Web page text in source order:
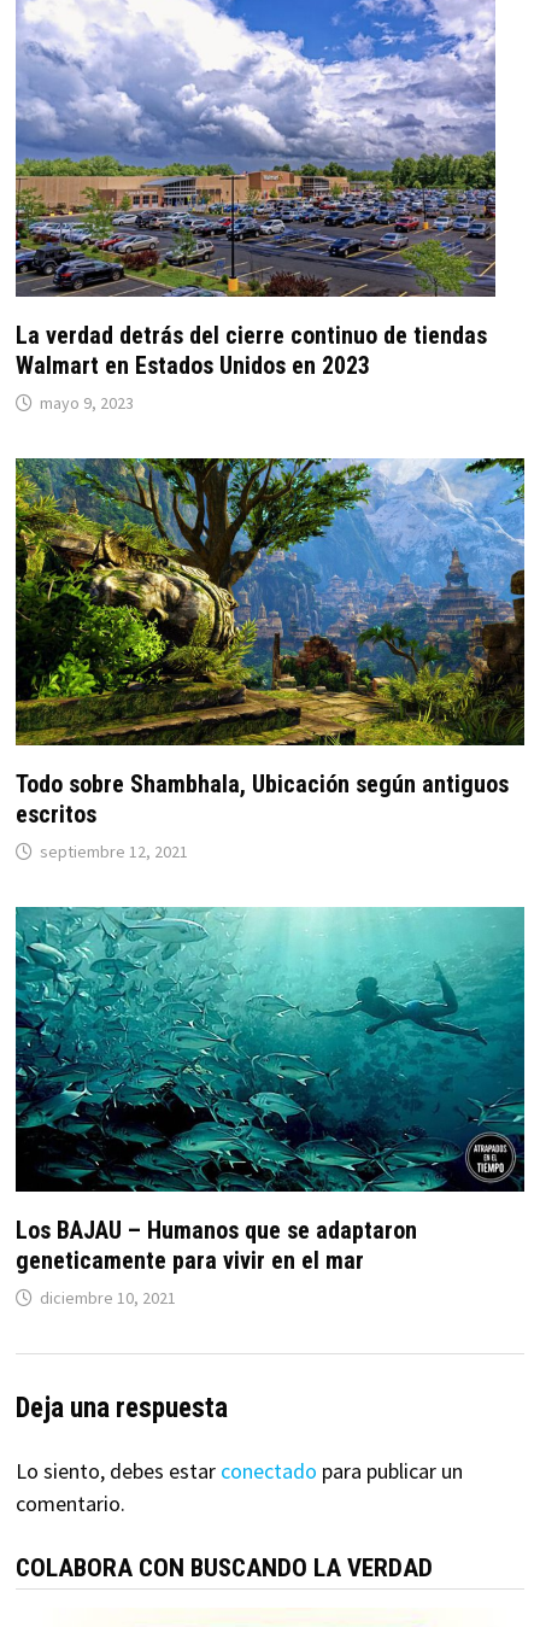
La verdad detrás del cierre continuo de tiendas
Walmart en Estados Unidos en 2023
mayo 9, 2023
Todo sobre Shambhala, Ubicación según antiguos
escritos
septiembre 12, 2021
Los BAJAU – Humanos que se adaptaron
geneticamente para vivir en el mar
diciembre 10, 2021
Deja una respuesta
Lo siento, debes estar conectado para publicar un
comentario.
COLABORA CON BUSCANDO LA VERDAD